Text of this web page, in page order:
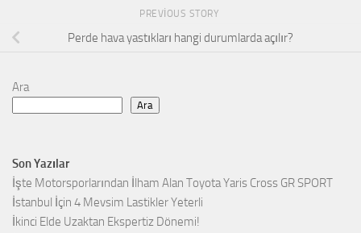
PREVIOUS STORY
Perde hava yastıkları hangi durumlarda açılır?
Ara
Ara
Son Yazılar
İşte Motorsporlarından İlham Alan Toyota Yaris Cross GR SPORT
İstanbul İçin 4 Mevsim Lastikler Yeterli
İkinci Elde Uzaktan Ekspertiz Dönemi!